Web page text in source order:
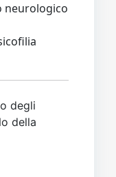
neurologico
degli
della